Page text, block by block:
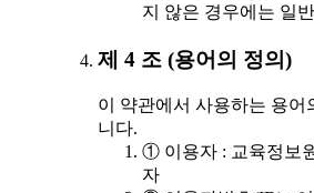
지 않은 경우에는 일
제 4 조 (용어의 정의)
이 약관에서 사용하는 용어
니다.
① 이용자 : 교육정보
자